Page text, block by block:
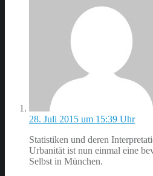
28. Juli 2015 um 15:39 Uhr
Statistiken und deren
Urbanität ist nun einmal eine
Selbst in München.